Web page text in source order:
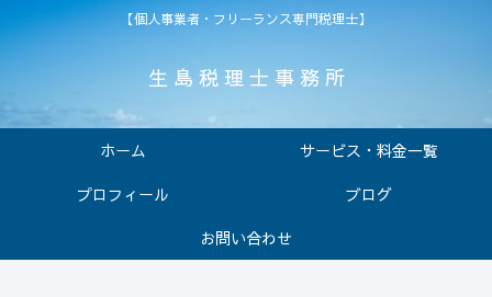
【個人事業者・フリーランス専門税理士】
生 島 税 理 士 事 務 所
ホーム
サービス・料金一覧
プロフィール
ブログ
お問い合わせ